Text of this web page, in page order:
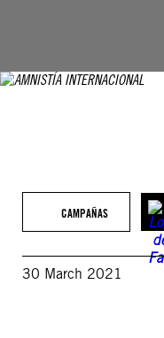
CAMPAÑAS
30 March 2021